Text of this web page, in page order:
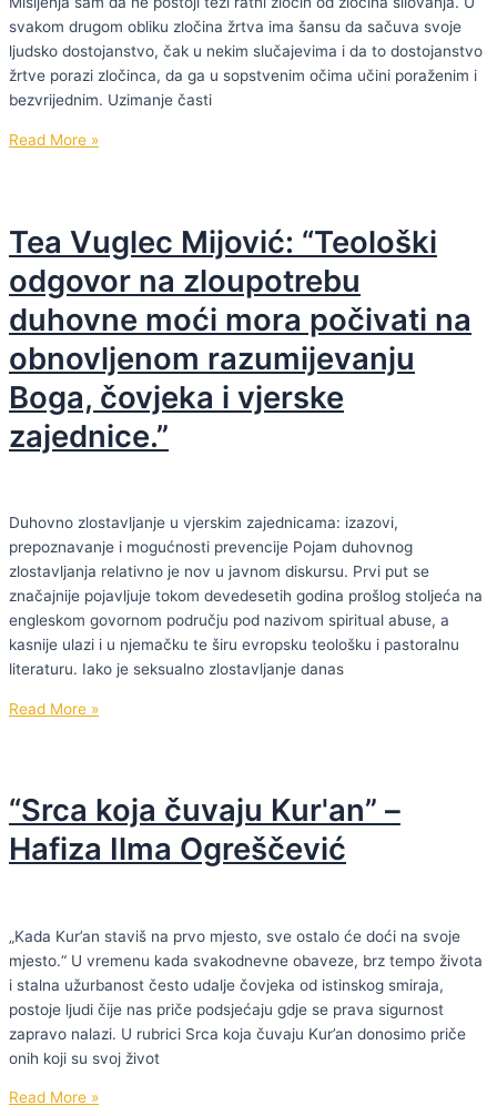
svakom drugom obliku zločina žrtva ima šansu da sačuva svoje
ljudsko dostojanstvo, čak u nekim slučajevima i da to dostojanstvo
žrtve porazi zločinca, da ga u sopstvenim očima učini poraženim i
bezvrijednim. Uzimanje časti
Anes
teži
ratni
zločin
od
zločina
silovanja.
Uzimanje
časti
ženama
koje
časti
–
najveći
je
zločin!”
Read More »
Tea Vuglec Mijović: “Teološki
odgovor na zloupotrebu
duhovne moći mora počivati na
obnovljenom razumijevanju
Boga, čovjeka i vjerske
zajednice.”
Duhovno zlostavljanje u vjerskim zajednicama: izazovi,
prepoznavanje i mogućnosti prevencije Pojam duhovnog
zlostavljanja relativno je nov u javnom diskursu. Prvi put se
značajnije pojavljuje tokom devedesetih godina prošlog stoljeća na
engleskom govornom području pod nazivom spiritual abuse, a
kasnije ulazi i u njemačku te širu evropsku teološku i pastoralnu
literaturu. Iako je seksualno zlostavljanje danas
Tea
odgovor
na
zloupotrebu
mora
počivati
na
obnovljenom
razumijevanju
Boga,
Read More »
“Srca koja čuvaju Kur'an” –
Hafiza Ilma Ogreščević
„Kada Kur’an staviš na prvo mjesto, sve ostalo će doći na svoje
mjesto.“ U vremenu kada svakodnevne obaveze, brz tempo života
i stalna užurbanost često udalje čovjeka od istinskog smiraja,
postoje ljudi čije nas priče podsjećaju gdje se prava sigurnost
zapravo nalazi. U rubrici Srca koja čuvaju Kur’an donosimo priče
onih koji su svoj život
“Srca
Read More »